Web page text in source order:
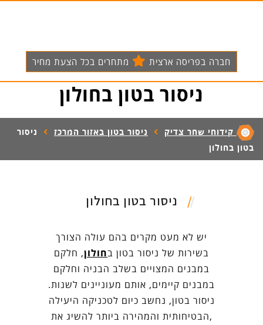
חברה בפריסה ארצית מתחרים בכל הצעת מחיר
ניסור בטון בחולון
קידוחי שחר צדיק ניסור בטון באזור המרכז
ניסור
בטון בחולון
ניסור בטון בחולון
יש לא מעט מקרים בהם עולה הצורך
בשירות של ניסור בטון בחולון, חלקם
במבנים המצויים בשלב הבניה וחלקם
במבנים קיימים, אותם מעוניינים לשנות.
ניסור בטון, נחשב כיום לטכניקה היעילה
,הבטיחותית והמהירה ביותר להשיג את